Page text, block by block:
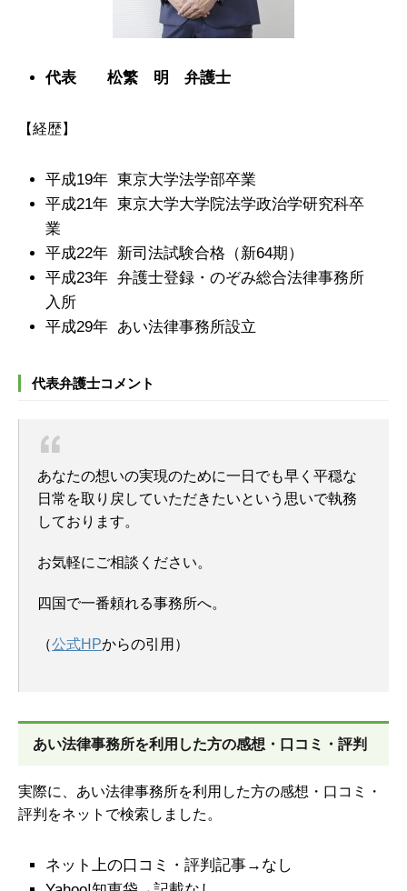
代表 松繁 明 弁護士
【経歴】
平成19年 東京大学法学部卒業
平成21年 東京大学大学院法学政治学研究科卒
業
平成22年 新司法試験合格（新64期）
平成23年 弁護士登録・のぞみ総合法律事務所
入所
平成29年 あい法律事務所設立
代表弁護士コメント
あなたの想いの実現のために一日でも早く平穏な
日常を取り戻していただきたいという思いで執務
しております。
お気軽にご相談ください。
四国で一番頼れる事務所へ。
（公式HPからの引用）
あい法律事務所を利用した方の感想・口コミ・評判
実際に、あい法律事務所を利用した方の感想・口コミ・
評判をネットで検索しました。
ネット上の口コミ・評判記事→なし